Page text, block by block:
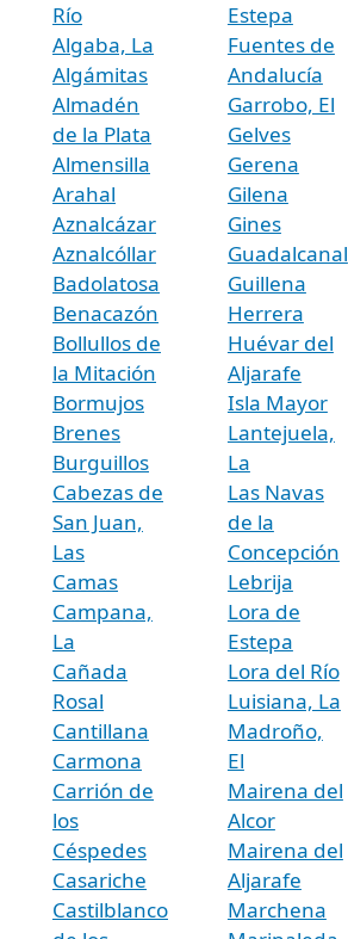
Río
Algaba, La
Algámitas
Almadén
de la Plata
Almensilla
Arahal
Aznalcázar
Aznalcóllar
Badolatosa
Benacazón
Bollullos de
la Mitación
Bormujos
Brenes
Burguillos
Cabezas de
San Juan,
Las
Camas
Campana,
La
Cañada
Rosal
Cantillana
Carmona
Carrión de
los
Céspedes
Casariche
Castilblanco
Estepa
Fuentes de
Andalucía
Garrobo, El
Gelves
Gerena
Gilena
Gines
Guadalcanal
Guillena
Herrera
Huévar del
Aljarafe
Isla Mayor
Lantejuela,
La
Las Navas
de la
Concepción
Lebrija
Lora de
Estepa
Lora del Río
Luisiana, La
Madroño,
El
Mairena del
Alcor
Mairena del
Aljarafe
Marchena